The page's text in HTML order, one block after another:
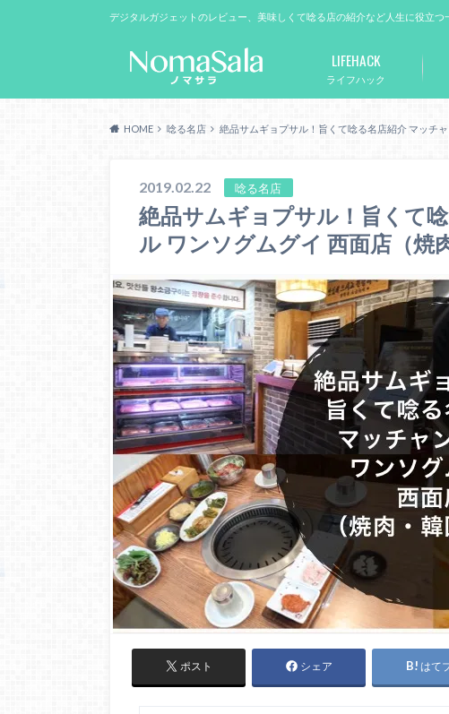
デジタルガジェットのレビュー、美味しくて唸る店の紹介など人生に役立つ
ライフハック
LIFEHACK
HOME 唸る名店 絶品サムギョプサル！旨くて唸る名店紹介 マッチ
2019.02.22 唸る名店
絶品サムギョプサル！旨くて
ル ワンソグムグイ 西面店（焼
ポスト シェア はて